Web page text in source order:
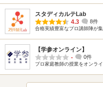
スタディカルテLab
4.3
8件
合格実績豊富なプロ講師陣が
【学参オンライン】
-
0件
プロ家庭教師の授業をオンラ